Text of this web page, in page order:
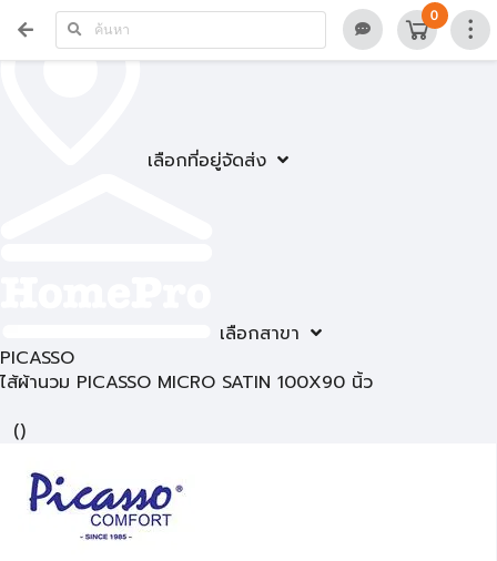
เลือกที่อยู่จัดส่ง
เลือกสาขา
0
PICASSO
ไส้ผ้านวม PICASSO MICRO SATIN 100X90 นิ้ว
()